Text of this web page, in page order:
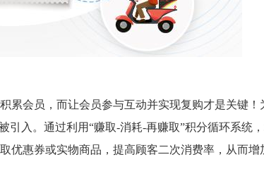
累会员，而让会员参与互动并实现复购才是关键！
引入。通过利用“赚取-消耗-再赚取”积分循环系统
优惠券或实物商品，提高顾客二次消费率，从而增